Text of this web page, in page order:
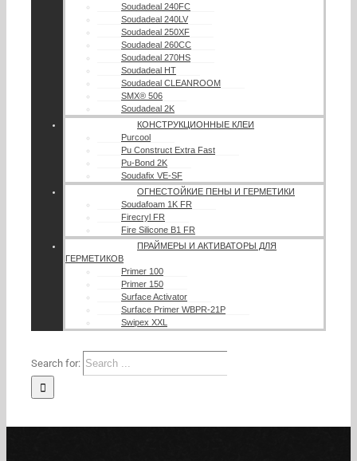
Soudadeal 240FC
Soudadeal 240LV
Soudadeal 250XF
Soudadeal 260CC
Soudadeal 270HS
Soudadeal HT
Soudadeal CLEANROOM
SMX® 506
Soudadeal 2K
КОНСТРУКЦИОННЫЕ КЛЕИ
Purcool
Pu Construct Extra Fast
Pu-Bond 2K
Soudafix VE-SF
ОГНЕСТОЙКИЕ ПЕНЫ И ГЕРМЕТИКИ
Soudafoam 1K FR
Firecryl FR
Fire Silicone B1 FR
ПРАЙМЕРЫ И АКТИВАТОРЫ ДЛЯ
ГЕРМЕТИКОВ
Primer 100
Primer 150
Surface Activator
Surface Primer WBPR-21P
Swipex XXL
Search for: